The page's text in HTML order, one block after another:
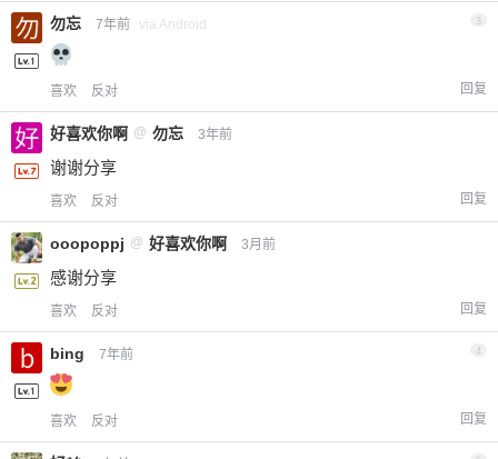
勿忘 7年前 via Android 3
喜欢 反对 回复
好喜欢你啊 @ 勿忘 3年前
谢谢分享
喜欢 反对 回复
ooopoppj @ 好喜欢你啊 3月前
感谢分享
喜欢 反对 回复
bing 7年前 4
喜欢 反对 回复